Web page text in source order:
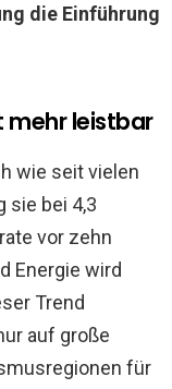
die Einführung
mehr leistbar
wie seit vielen
sie bei 4,3
vor zehn
Energie wird
Trend
auf große
für